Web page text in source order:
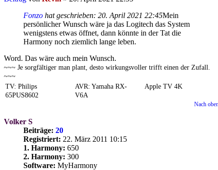
Fonzo hat geschrieben: 20. April 2021 22:45Mein
persönlicher Wunsch wäre ja das Logitech das System
wenigstens etwas öffnet, dann könnte in der Tat die
Harmony noch ziemlich lange leben.
Word. Das wäre auch mein Wunsch.
~~~ Je sorgfältiger man plant, desto wirkungsvoller trifft einen der Zufall.
~~~
TV: Philips
65PUS8602
AVR: Yamaha RX-
V6A
Apple TV 4K
Nach
Volker S
Beiträge: 20
Registriert: 22. März 2011 10:15
1. Harmony: 650
2. Harmony: 300
Software: MyHarmony